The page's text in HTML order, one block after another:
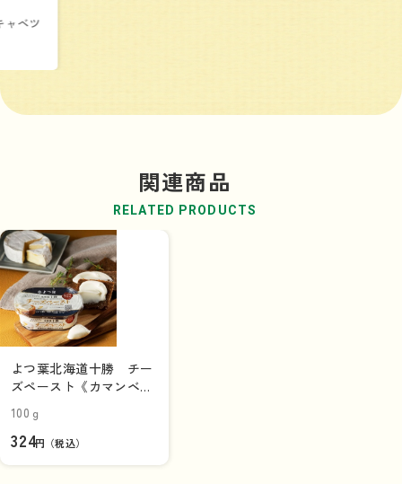
ャベツ
関連商品
RELATED PRODUCTS
よつ葉北海道十勝 チー
ズペースト《カマンベー
ルチーズ入り》
100ｇ
324円（税込）